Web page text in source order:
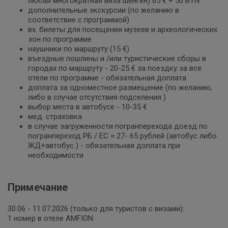
дополнительные экскурсии (по желанию в
соответствие с программой)
вх. билеты для посещения музеев и археологических
зон по программе
наушники по маршруту (15 €)
въездные пошлины и /или туристические сборы в
городах по маршруту - 20-25 € за поездку за все
отели по программе - обязательная доплата
доплата за одноместное размещение (по желанию,
либо в случае отсутствия подселения )
выбор места в автобусе - 10-35 €
мед. страховка
в случае загруженности погранперехода доезд по
погранпереход РБ / ЕС ≈ 27- 65 рублей (автобус либо
ЖД+автобус ) - обязательная доплата при
необходимости
Примечание
30.06 - 11.07.2026 (только для туристов с визами):
1 номер в отеле AMFION